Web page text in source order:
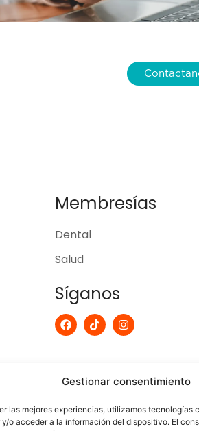
Gestionar consentimiento
las mejores experiencias, utilizamos tecnologías
o acceder a la información del dispositivo. El
Membresías
Dental
Salud
Síganos
F
a
o
T
i
I
n
r
m